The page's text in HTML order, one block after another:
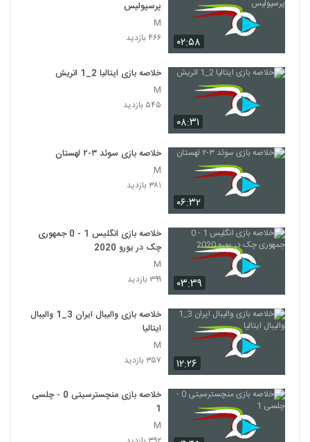
۰۲:۵۸
پرسپولیس
M
۴۶۶ بازدید
۰۸:۳۱
خلاصه بازی ایتالیا 2_1 اتريش
M
۵۴۵ بازدید
۰۶:۳۲
خلاصه بازی سوئد ۳-۲ لهستان
M
۳۸۱ بازدید
۰۳:۳۹
خلاصه بازی انگلیس 1 - 0 جمهوری
چک در یورو 2020
M
۳۹۹ بازدید
۱۲:۲۶
خلاصه بازی والیبال ایران 3_1 والیبال
ایتالیا
M
۳۵۷ بازدید
خلاصه بازی منچسترسیتی 0 - چلسی
1
M